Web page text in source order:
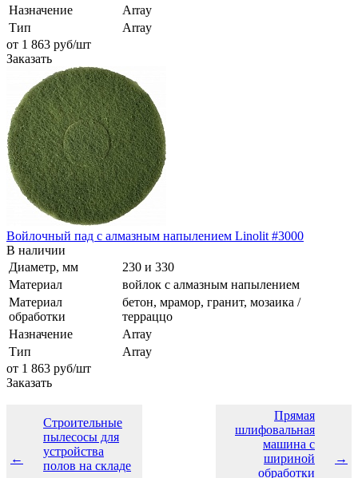
Назначение
Array
Тип
Array
от 1 863 руб/шт
Заказать
Войлочный пад с алмазным напылением Linolit #3000
В наличии
Диаметр, мм
230 и 330
Материал
войлок с алмазным напылением
Материал
обработки
бетон, мрамор, гранит, мозаика /
терраццо
Назначение
Array
Тип
Array
от 1 863 руб/шт
Заказать
←
Строительные
пылесосы для
устройства
полов на складе
Прямая
шлифовальная
машина с
шириной
обработки
→